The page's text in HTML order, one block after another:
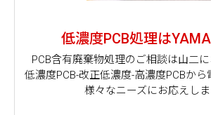
低濃度PCB処理は
PCB含有廃棄物処理のご相談は山二
低濃度PCB-改正低濃度-高濃度PCBか
様々なニーズにお応えしま